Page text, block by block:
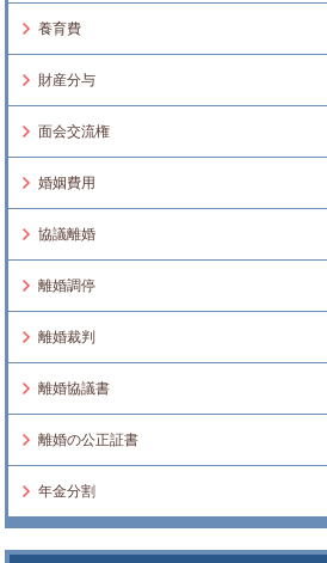
養育費
財産分与
面会交流権
婚姻費用
協議離婚
離婚調停
離婚裁判
離婚協議書
離婚の公正証書
年金分割